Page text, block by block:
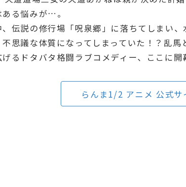
る悩みが…。
伝説の修行場「呪泉郷」に落ちてしまい
思議な体質になってしまっていた！？乱
るドタバタ格闘ラブコメディー、ここに開
らんま1/2 アニメ 公式サ